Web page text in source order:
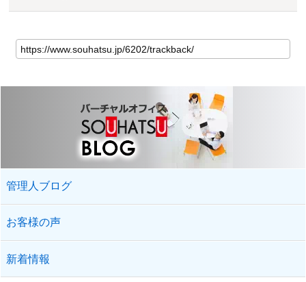
管理人ブログ
お客様の声
新着情報